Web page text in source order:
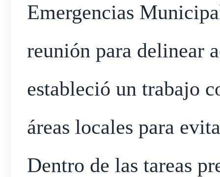
Emergencias
reunión para delinear
estableció un trabajo
áreas locales para
Dentro de las tareas